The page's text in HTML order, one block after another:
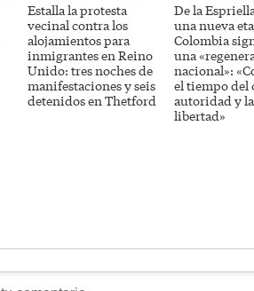
Estalla la protesta
vecinal contra los
alojamientos para
inmigrantes en Reino
Unido: tres noches de
manifestaciones y seis
detenidos en Thetford
De la
una nueva
Colombia
una
nacional»:
el tiempo del
autoridad y la
libertad»